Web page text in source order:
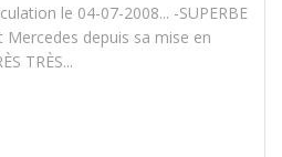
le 04-07-2008... -SUPERBE
Mercedes depuis sa mise en
TRÈS...